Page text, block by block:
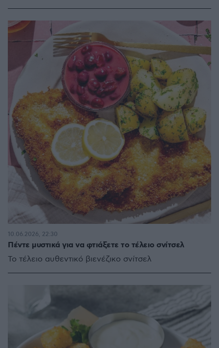
Πέντε μυστικά για να φτιάξετε το τέλειο σνίτσελ
Το τέλειο αυθεντικό βιενέζικο σνίτσελ
10.06.2026, 22:30